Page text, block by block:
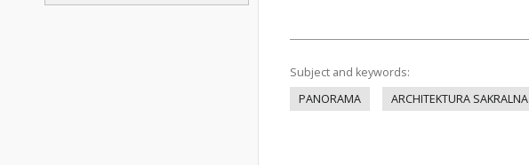
Subject and keywords:
PANORAMA
ARCHITEKTURA SAKRALNA